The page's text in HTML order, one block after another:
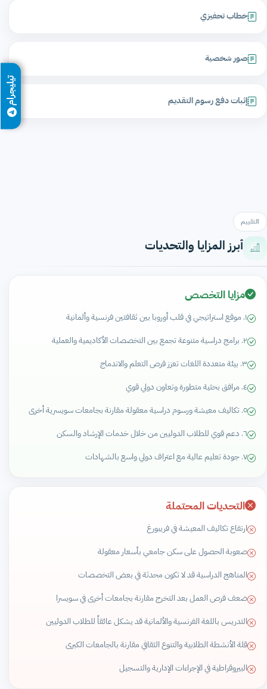
خطاب تحفيزي
صور شخصية
إثبات دفع رسوم التقديم
التقييم
أبرز المزايا والتحديات
مزايا التخصص
١. موقع استراتيجي في قلب أوروبا بين ثقافتين فرنسية وألمانية
٢. برامج دراسية متنوعة تجمع بين التخصصات الأكاديمية والعملية
٣. بيئة متعددة اللغات تعزز فرص التعلم والاندماج
٤. مرافق بحثية متطورة وتعاون دولي قوي
٥. تكاليف معيشة ورسوم دراسية معقولة مقارنة بجامعات سويسرية أخرى
٦. دعم قوي للطلاب الدوليين من خلال خدمات الإرشاد والسكن
٧. جودة تعليم عالية مع اعتراف دولي واسع بالشهادات
التحديات المحتملة
ارتفاع تكاليف المعيشة في فريبورغ
صعوبة الحصول على سكن جامعي بأسعار معقولة
المناهج الدراسية قد لا تكون محدثة في بعض التخصصات
ضعف فرص العمل بعد التخرج مقارنة بجامعات أخرى في سويسرا
التدريس باللغة الفرنسية والألمانية قد يشكل عائقاً للطلاب الدوليين
قلة الأنشطة الطلابية والتنوع الثقافي مقارنة بالجامعات الكبرى
البيروقراطية في الإجراءات الإدارية والتسجيل
تيليجرام